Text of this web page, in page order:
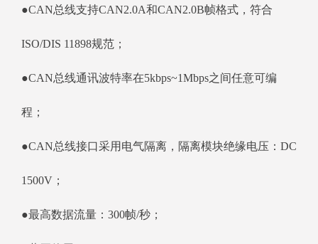
●CAN总线支持CAN2.0A和CAN2.0B帧格式，符合
ISO/DIS 11898规范；
●CAN总线通讯波特率在5kbps~1Mbps之间任意可编
程；
●CAN总线接口采用电气隔离，隔离模块绝缘电压：DC
1500V；
●最高数据流量：300帧/秒；